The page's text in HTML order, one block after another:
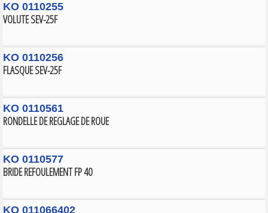
KO 0110255
VOLUTE SEV-25F
KO 0110256
FLASQUE SEV-25F
KO 0110561
RONDELLE DE REGLAGE DE ROUE
KO 0110577
BRIDE REFOULEMENT FP 40
KO 011066402